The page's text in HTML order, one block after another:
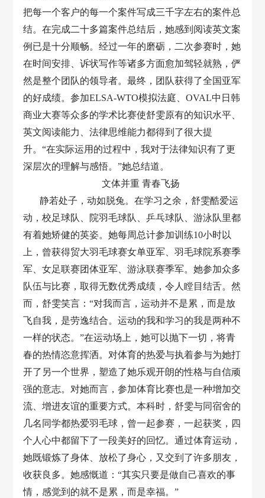
把每一个客户的每一个案件写成三千字左右的案件总
结。在完成二十多篇案件总结后，她感到阅读英文案
例已是十分顺畅。经过一年的磨砺，二次参赛时，她
在时间安排、诉状写作等诸多方面愈加驾轻就熟，俨
然是整个团队的领导者。最终，团队获得了全国亚军
的好成绩。参加ELSA-WTO模拟法庭、OVAL中日韩
商业大赛等众多的学术比赛使舒雯原有的知识水平、
英文阅读能力、法律思维能力都得到了很大提
升。“在实际运用的过程中，我对于法律知识有了更
深层次的理解与感悟。”她总结道。
文体并重 青春飞扬
静若处子，动如脱兔。在学习之余，舒雯酷爱运
动，校足球队、院羽毛球队、乒乓球队、游泳队里都
有着她矫健的英姿。她每周总计参加训练10小时以
上，曾获得贸大羽毛球赛女单亚军、羽毛球院系赛季
军、女足联赛团体亚军、游泳联赛季军。她参加众多
队伍与比赛，取得无数优秀成绩，令人瞠目结舌。然
而，舒雯笑言：“对我而言，运动并不是累，而是放
飞自我，是劳逸结合。运动的我和学习的我是两种不
一样的状态。”在运动场上，她可以抛下一切，将青
春的热情恣意挥洒。对体育的热爱与执着参与为她打
开了另一个世界，塑造了她乐观开朗的性格与自信顽
强的意志。对她而言，参加体育比赛也是一种增加交
流、增进友谊的重要方式。本科时，舒雯与同宿舍的
几名同学都热爱羽毛球，曾一起参赛，一起获奖，四
个人心中都留下了一段美好的回忆。通过体育运动，
她既锻炼了身体、放松了身心，又交到了许多朋友，
收获良多。她感慨道：“其实只要是做自己喜欢的事
情，感觉到的就不是累，而是幸福。”